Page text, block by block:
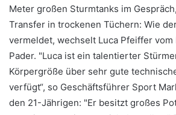
Meter großen Sturmtanks im
Transfer in trockenen Tüchern: Wie
vermeldet, wechselt Luca Pfeiffer vom
Pader. "Luca ist ein talentierter
Körpergröße über sehr gute
verfügt“, so Geschäftsführer Sport
den 21-Jährigen: "Er besitzt großes